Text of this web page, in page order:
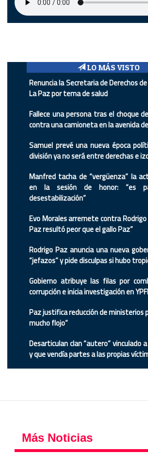
LO MÁS VISTO
Renuncia la Secretaria de Derechos
La Paz por tema de salud
Fallece una persona tras el choque
contra una camioneta en la avenida
Samuel prevé una nueva época
división ya no será entre derechas e
Manfred tacha de “vergüenza” la
en la sesión de honor: “es
desestabilización”
Evo Morales arremete contra Rodrigo
Paz resultó peor que el gallo Paz”
Rodrigo Paz anuncia una nueva
“jefazos” y pide disculpas si hubo
Gobierno atribuye las filas por
corrupción e inicia investigación en
Paz justifica reducción de ministerios
mucho flojo”
Desarticulan clan “autero” vinculado
y que vendía partes a las propias
Más Noticias